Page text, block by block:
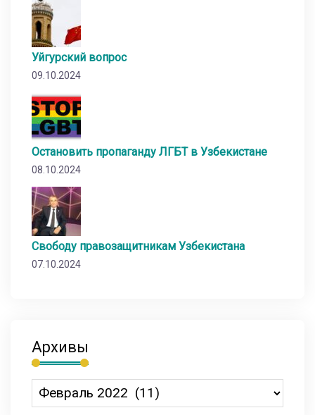
Уйгурский вопрос
09.10.2024
Остановить пропаганду ЛГБТ в Узбекистане
08.10.2024
Свободу правозащитникам Узбекистана
07.10.2024
Архивы